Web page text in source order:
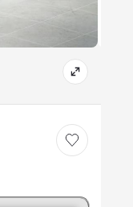
Save car